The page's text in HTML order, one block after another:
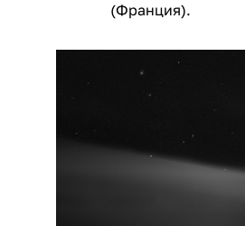
(Франция).